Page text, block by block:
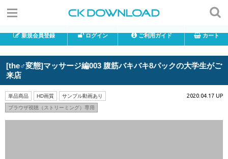
新規会員登録 ログイン ご利用ガイド カート
[the♂変態]マッサージ編003 腹筋バキバキ8パックの大学生がご
来店
単品商品 HD画質 サンプル動画あり
ブラウザ視聴（ストリーミング）専用
2020.04.17 UP